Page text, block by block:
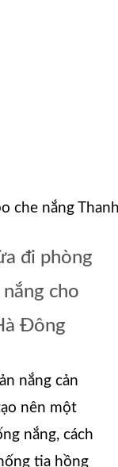
che nắng
đi phòng
nắng cho
Đông
nắng cản
nên một
nắng, cách
tia hồng